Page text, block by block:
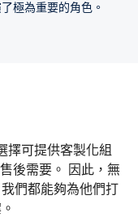
極為重要的角色。
擇可提供客製化組
後需要。 因此，無
們都能夠為他們打